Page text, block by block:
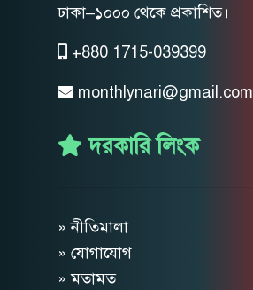
ঢাকা–১০০০ থেকে প্রকাশিত।
+880 1715-039399
monthlynari@gmail.com
দরকারি লিংক
» নীতিমালা
» যোগাযোগ
» মতামত